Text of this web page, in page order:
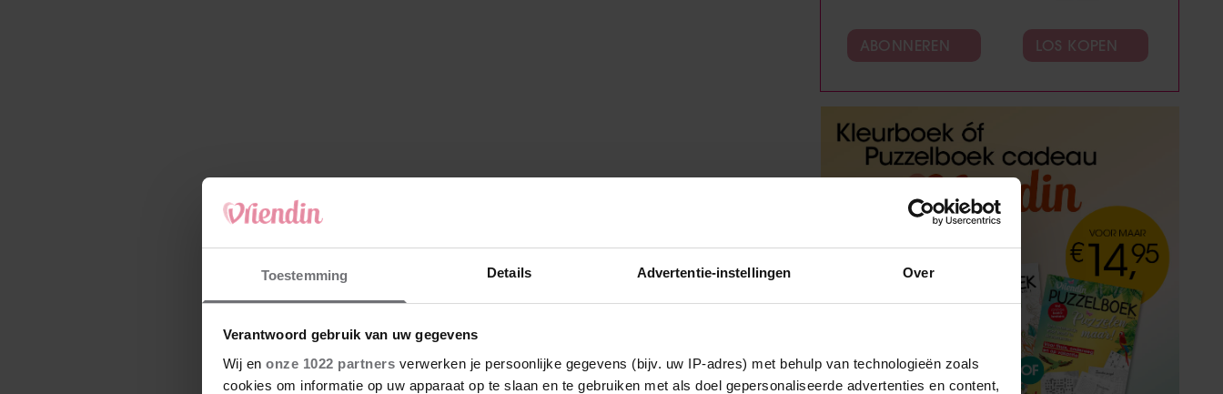
Toestemming Details Advertentie-instellingen Over
Verantwoord gebruik van uw gegevens
Wij en onze 1022 partners verwerken je persoonlijke gegevens (bijv. uw IP-adres) met behulp van technologieën zoals
cookies om informatie op uw apparaat op te slaan en te gebruiken met als doel gepersonaliseerde advertenties en content,
ABONNEREN LOS KOPEN